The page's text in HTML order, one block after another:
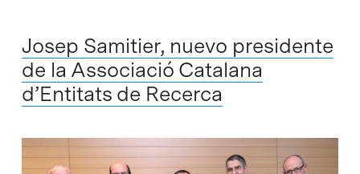
Josep Samitier, nuevo presidente
de la Associació Catalana
d’Entitats de Recerca